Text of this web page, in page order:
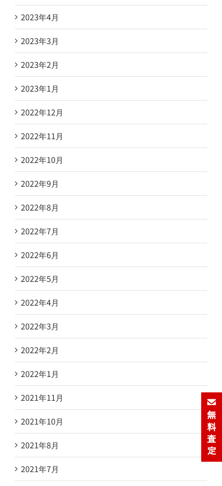
2023年4月
2023年3月
2023年2月
2023年1月
2022年12月
2022年11月
2022年10月
2022年9月
2022年8月
2022年7月
2022年6月
2022年5月
2022年4月
2022年3月
2022年2月
2022年1月
2021年11月
2021年10月
2021年8月
2021年7月